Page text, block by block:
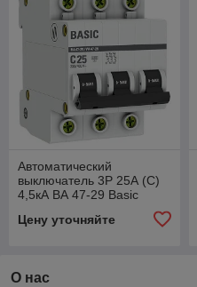
Автоматический
выключатель 3P 25А (C)
4,5кА ВА 47-29 Basic
Цену уточняйте
О нас